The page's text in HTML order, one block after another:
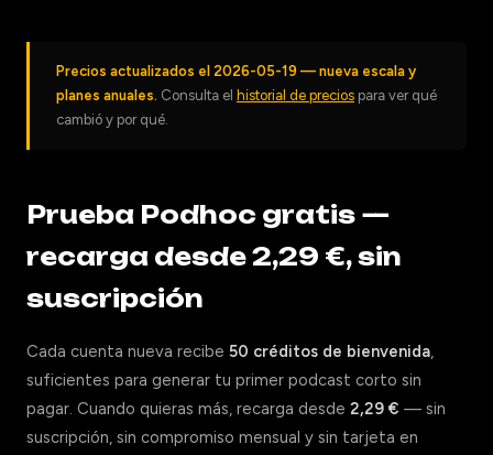
Precios actualizados el 2026-05-19 — nueva escala y
planes anuales. Consulta el historial de precios para ver qué
cambió y por qué.
Prueba Podhoc gratis —
recarga desde 2,29 €, sin
suscripción
Cada cuenta nueva recibe 50 créditos de bienvenida,
suficientes para generar tu primer podcast corto sin
pagar. Cuando quieras más, recarga desde 2,29 € — sin
suscripción, sin compromiso mensual y sin tarjeta en